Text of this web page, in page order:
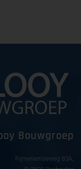
Bouwgroep
Rijmenamseweg 83A,